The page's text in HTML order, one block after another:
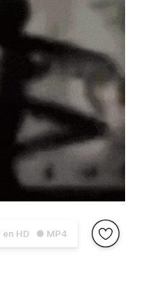
HD ● MP4